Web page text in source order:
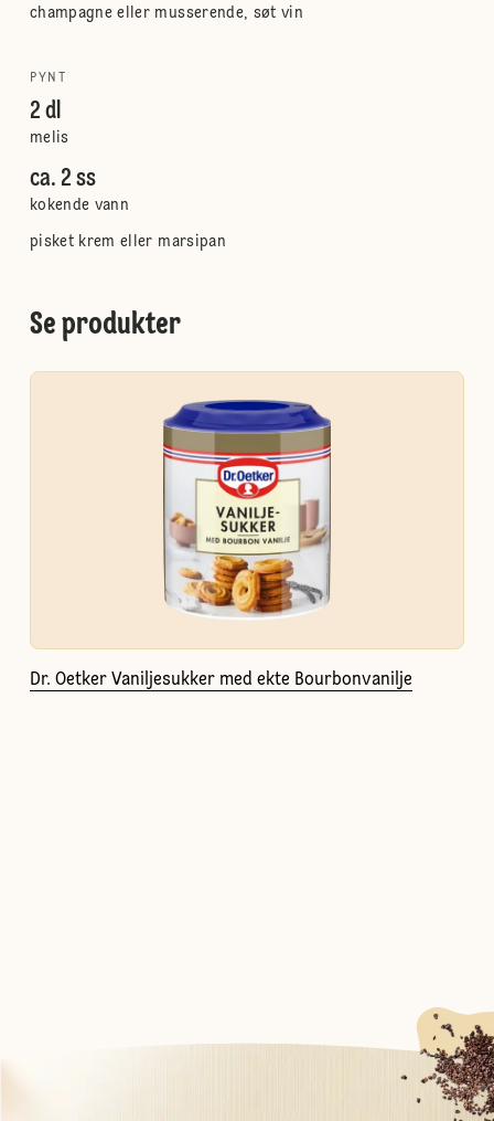
champagne eller musserende, søt vin
PYNT
2 dl
melis
ca. 2 ss
kokende vann
pisket krem eller marsipan
Se produkter
Dr. Oetker Vaniljesukker med ekte Bourbonvanilje